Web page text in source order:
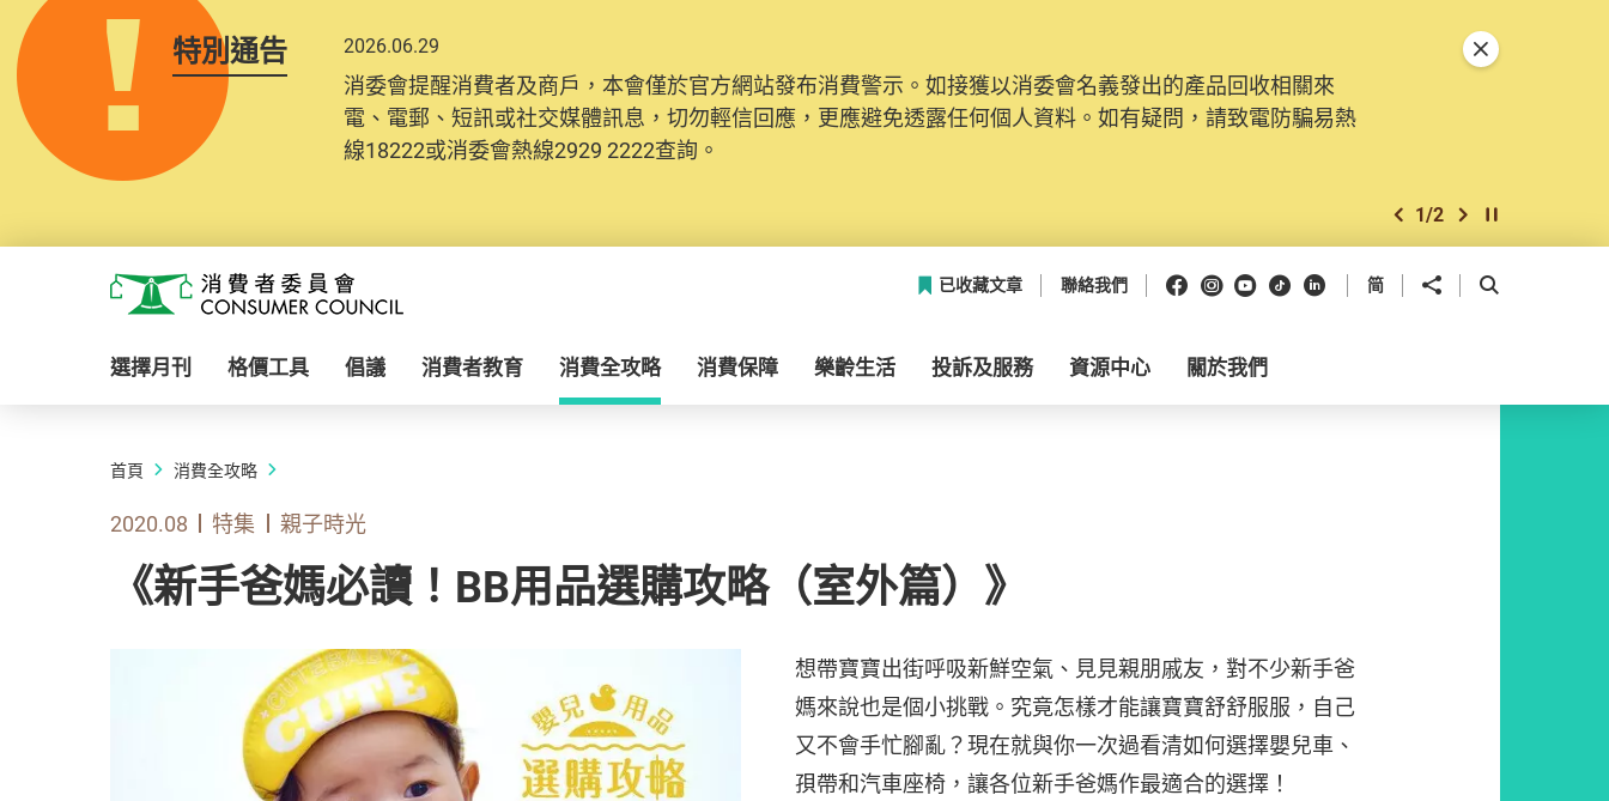
特別通告 2026.06.29
消委會提醒消費者及商戶，本會僅於官方網站發布消費警示。如接獲以消委會名義發出的產品回收相關來
電、電郵、短訊或社交媒體訊息，切勿輕信回應，更應避免透露任何個人資料。如有疑問，請致電防騙易熱
線18222或消委會熱線2929 2222查詢。
上一個
1/2 下一個開始/暫停幻燈
關閉特別通告
消費者委員會
已收藏文章 聯絡我們 Facebook
Instagram
Youtube
抖音領英 简 分享到 開啟搜尋框
選擇月刊 格價工具 倡議 消費者教育 消費全攻略 消費保障 樂齡生活 投訴及服務 資源中心 關於我們
首頁 消費全攻略
2020.08 特集 親子時光
《新手爸媽必讀！BB用品選購攻略（室外篇）》
想帶寶寶出街呼吸新鮮空氣、見見親朋戚友，對不少新手爸
媽來說也是個小挑戰。究竟怎樣才能讓寶寶舒舒服服，自己
又不會手忙腳亂？現在就與你一次過看清如何選擇嬰兒車、
孭帶和汽車座椅，讓各位新手爸媽作最適合的選擇！